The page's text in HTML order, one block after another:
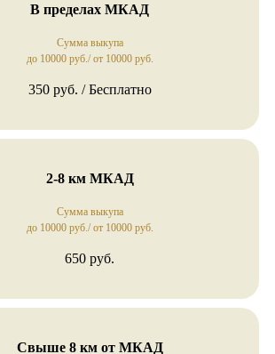
В пределах МКАД
Сумма выкупа
до 10000 руб./ от 10000 руб.
350 руб. / Бесплатно
2-8 км МКАД
Сумма выкупа
до 10000 руб./ от 10000 руб.
650 руб.
Свыше 8 км от МКАД